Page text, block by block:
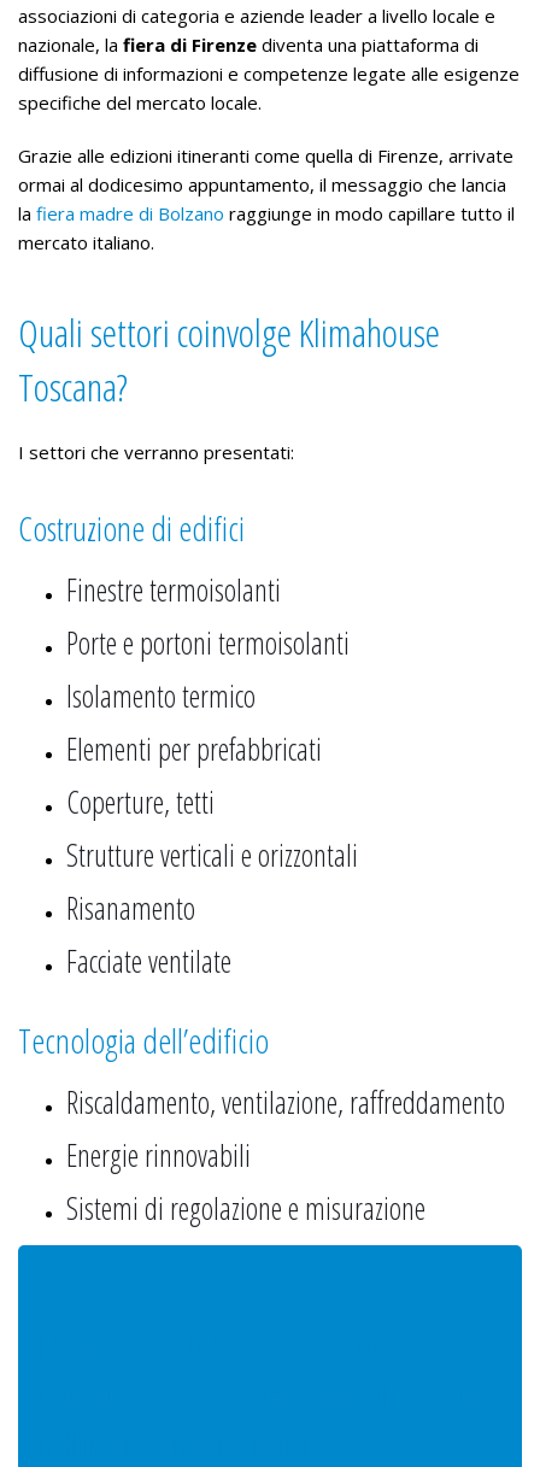
associazioni di categoria e aziende leader a livello locale e
nazionale, la fiera di Firenze diventa una piattaforma di
diffusione di informazioni e competenze legate alle esigenze
specifiche del mercato locale.
Grazie alle edizioni itineranti come quella di Firenze, arrivate
ormai al dodicesimo appuntamento, il messaggio che lancia
la fiera madre di Bolzano raggiunge in modo capillare tutto il
mercato italiano.
Quali settori coinvolge Klimahouse
Toscana?
I settori che verranno presentati:
Costruzione di edifici
Finestre termoisolanti
Porte e portoni termoisolanti
Isolamento termico
Elementi per prefabbricati
Coperture, tetti
Strutture verticali e orizzontali
Risanamento
Facciate ventilate
Tecnologia dell’edificio
Riscaldamento, ventilazione, raffreddamento
Energie rinnovabili
Sistemi di regolazione e misurazione